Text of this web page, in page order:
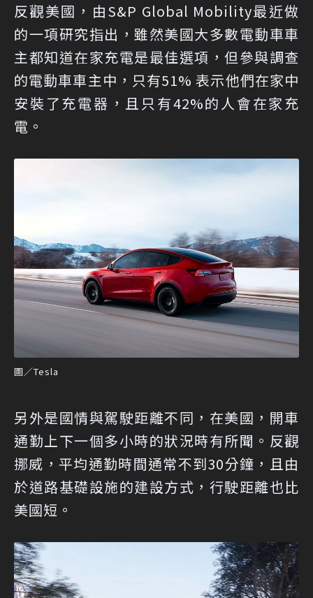
反觀美國，由S&P Global Mobility最近做
的一項研究指出，雖然美國大多數電動車車
主都知道在家充電是最佳選項，但參與調查
的電動車車主中，只有51% 表示他們在家中
安裝了充電器，且只有42%的人會在家充
電。
圖／Tesla
另外是國情與駕駛距離不同，在美國，開車
通勤上下一個多小時的狀況時有所聞。反觀
挪威，平均通勤時間通常不到30分鐘，且由
於道路基礎設施的建設方式，行駛距離也比
美國短。